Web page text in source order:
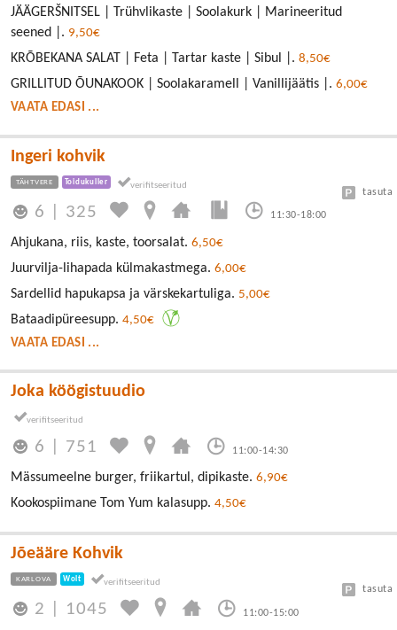
JÄÄGERŠNITSEL | Trühvlikaste | Soolakurk | Marineeritud
seened |. 9,50€
KRÕBEKANA SALAT | Feta | Tartar kaste | Sibul |. 8,50€
GRILLITUD ÕUNAKOOK | Soolakaramell | Vanillijäätis |. 6,00€
VAATA EDASI ...
Ingeri kohvik
TÄHTVERE Toidukuller
6 325 11:30-18:00
tasuta
Ahjukana, riis, kaste, toorsalat. 6,50€
Juurvilja-lihapada külmakastmega. 6,00€
Sardellid hapukapsa ja värskekartuliga. 5,00€
Bataadipüreesupp. 4,50€
VAATA EDASI ...
Joka köögistuudio
6 751 11:00-14:30
Mässumeelne burger, friikartul, dipikaste. 6,90€
Kookospiimane Tom Yum kalasupp. 4,50€
Jõeääre Kohvik
KARLOVA Wolt
2 1045 11:00-15:00
tasuta